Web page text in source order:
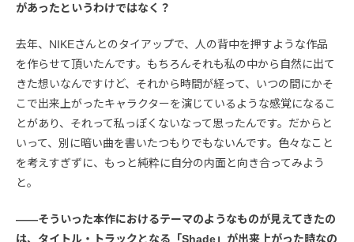
があったというわけではなく？
去年、NIKEさんとのタイアップで、人の背中を押すような作品
を作らせて頂いたんです。もちろんそれも私の中から自然に出て
きた想いなんですけど、それから時間が経って、いつの間にかそ
こで出来上がったキャラクターを演じているような感覚になるこ
とがあり、それって私っぽくないなって思ったんです。だからと
いって、別に暗い曲を書いたつもりでもないんです。色々なこと
を考えすぎずに、もっと純粋に自分の内面と向き合ってみよう
と。
――そういった本作におけるテーマのようなものが見えてきたの
は、タイトル・トラックとなる「Shade」が出来上がった時なの